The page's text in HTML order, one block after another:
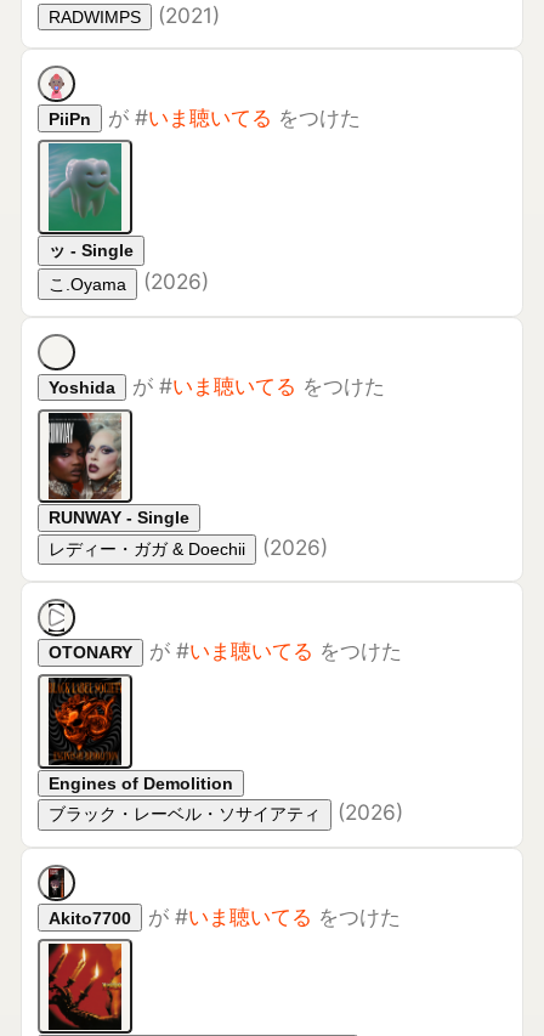
こ.Oyama (2026)
Yoshida が# いま聴いてる をつけた
RUNWAY - Single
レディー・ガガ & Doechii
OTONARY
Engines of Demolition
ブラック・レーベル・ソサイアティ
Akito7700
聖飢魔II〜悪魔が来たりてヘヴィメタる
聖飢魔Ⅱ (2013
が#いま聴いてるをつけた
HOSONO HOUSE
細野晴臣 (